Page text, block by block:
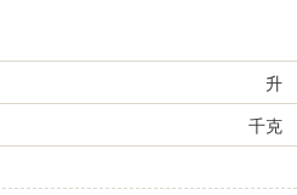
升
千克